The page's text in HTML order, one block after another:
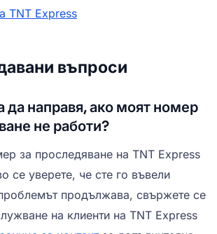
TNT Express
въпроси
да направя, ако моят номер
не работи?
за проследяване на TNT Express
се уверете, че сте го въвели
продължава, свържете се
на клиенти на TNT Express